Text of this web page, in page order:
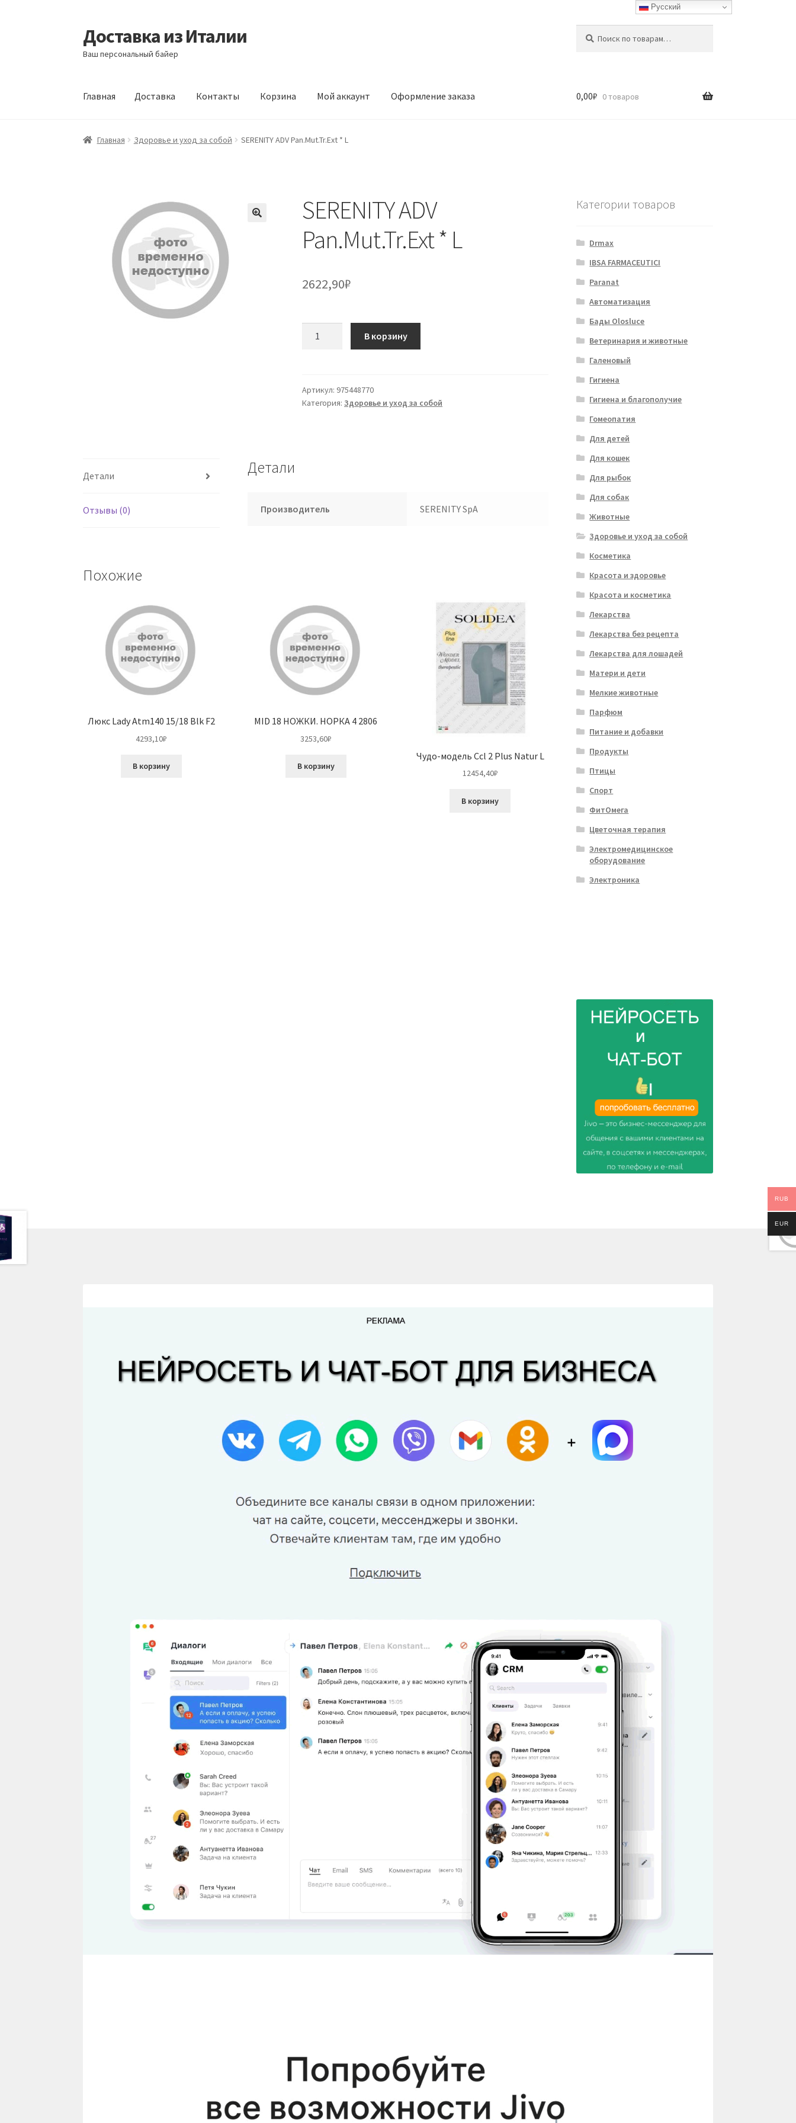
Перейти
к
навигации
Перейти
к
содержимому
Доставка из Италии
Ваш персональный байер
Главная Доставка Контакты Корзина Мой аккаунт Оформление заказа
Главная Доставка Корзина Мой аккаунт Оформление заказа
0,00₽ 0 товаров
Главная Здоровье и уход за собой SERENITY ADV Pan.Mut.Tr.Ext * L
SERENITY ADV
Pan.Mut.Tr.Ext * L
2622,90₽
Pan.Mut.Tr.Ext
*
В корзину
Артикул: 975448770
Категория:Здоровье и уход за собой
Детали
Отзывы (0)
Детали
Производитель SERENITY SpA
Похожие
Люкс Lady Atm140 15/18 Blk F2
4293,10₽
В корзину
MID 18 НОЖКИ. НОРКА 4 2806
3253,60₽
В корзину
Чудо-модель Ccl 2 Plus Natur L
12454,40₽
В корзину
Категории товаров
Drmax
IBSA FARMACEUTICI
Paranat
Автоматизация
Бады Olosluce
Ветеринария и животные
Галеновый
Гигиена
Гигиена и благополучие
Гомеопатия
Для детей
Для кошек
Для рыбок
Для собак
Животные
Здоровье и уход за собой
Косметика
Красота и здоровье
Красота и косметика
Лекарства
Лекарства без рецепта
Лекарства для лошадей
Матери и дети
Мелкие животные
Парфюм
Питание и добавки
Продукты
Птицы
Спорт
ФитОмега
Цветочная терапия
Электромедицинское
оборудование
Электроника
Русский
RUB
EUR